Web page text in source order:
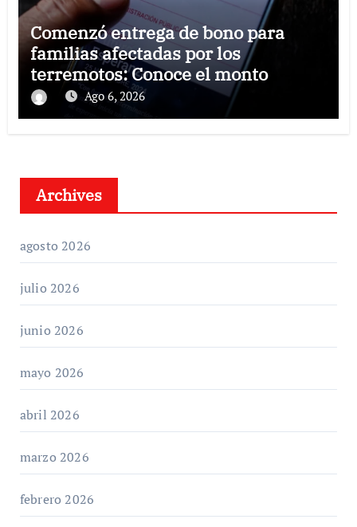
Comenzó entrega de bono para
familias afectadas por los
terremotos: Conoce el monto
Ago 6, 2026
Archives
agosto 2026
julio 2026
junio 2026
mayo 2026
abril 2026
marzo 2026
febrero 2026